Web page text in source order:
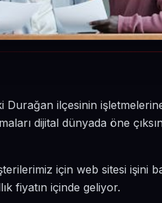
Durağan ilçesinin
dijital dünyada öne
için web sitesi işini
fiyatın içinde geliyor.